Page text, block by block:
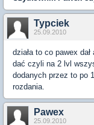
Typciek
25.09.2010
działa to co pawex
dać czyli na 2 lvl
dodanych przez to po
rozdania.
Pawex
25.09.2010